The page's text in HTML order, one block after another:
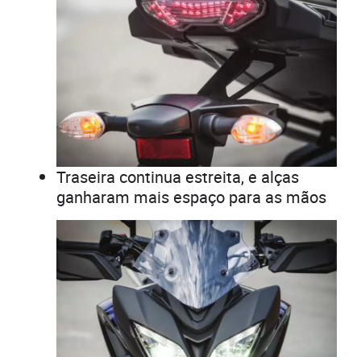
Traseira continua estreita, e alças
ganharam mais espaço para as mãos